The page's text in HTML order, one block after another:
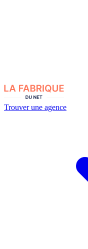
Trouver une agence